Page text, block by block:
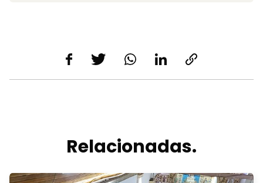
Relacionadas.